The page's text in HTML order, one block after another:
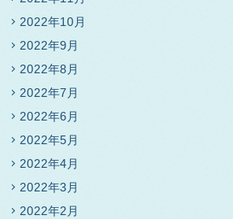
2022年10月
2022年9月
2022年8月
2022年7月
2022年6月
2022年5月
2022年4月
2022年3月
2022年2月